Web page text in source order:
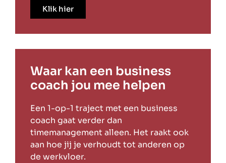
Klik hier
Waar kan een business
coach jou mee helpen
Een 1-op-1 traject met een business
coach gaat verder dan
timemanagement alleen. Het raakt ook
aan hoe jij je verhoudt tot anderen op
de werkvloer.